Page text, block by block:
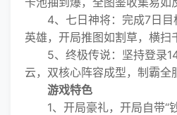
4、七日神将：完成7日目
英雄，开局推图如割草，横扫
5、终极传说：坚持登录
云，双核心阵容成型，制霸全
游戏特色
1、开局豪礼，开局自带“